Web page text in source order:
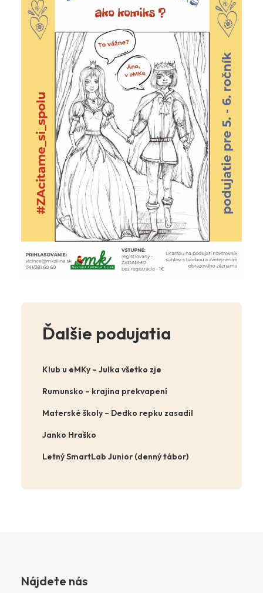
Ďalšie podujatia
Klub u eMKy – Julka všetko zje
Rumunsko – krajina prekvapení
Materské školy – Dedko repku zasadil
Janko Hraško
Letný SmartLab Junior (denný tábor)
Nájdete nás